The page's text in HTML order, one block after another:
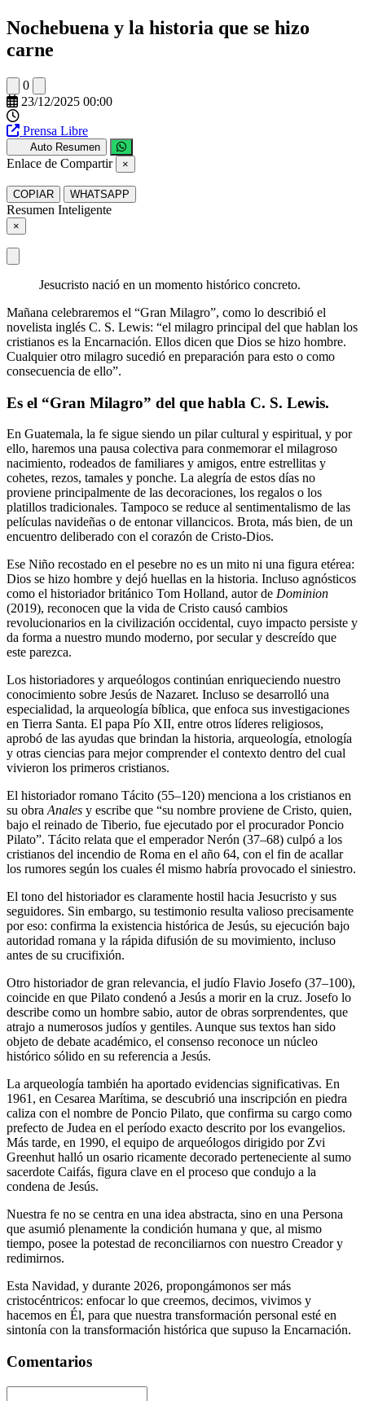
Nochebuena y la historia que se hizo
carne
0
23/12/2025 00:00
Prensa Libre
Auto Resumen
Enlace de Compartir ×
COPIAR WHATSAPP
Resumen Inteligente
×
Jesucristo nació en un momento histórico concreto.
Mañana celebraremos el “Gran Milagro”, como lo describió el
novelista inglés C. S. Lewis: “el milagro principal del que hablan los
cristianos es la Encarnación. Ellos dicen que Dios se hizo hombre.
Cualquier otro milagro sucedió en preparación para esto o como
consecuencia de ello”.
Es el “Gran Milagro” del que habla C. S. Lewis.
En Guatemala, la fe sigue siendo un pilar cultural y espiritual, y por
ello, haremos una pausa colectiva para conmemorar el milagroso
nacimiento, rodeados de familiares y amigos, entre estrellitas y
cohetes, rezos, tamales y ponche. La alegría de estos días no
proviene principalmente de las decoraciones, los regalos o los
platillos tradicionales. Tampoco se reduce al sentimentalismo de las
películas navideñas o de entonar villancicos. Brota, más bien, de un
encuentro deliberado con el corazón de Cristo-Dios.
Ese Niño recostado en el pesebre no es un mito ni una figura etérea:
Dios se hizo hombre y dejó huellas en la historia. Incluso agnósticos
como el historiador británico Tom Holland, autor de Dominion
(2019), reconocen que la vida de Cristo causó cambios
revolucionarios en la civilización occidental, cuyo impacto persiste y
da forma a nuestro mundo moderno, por secular y descreído que
este parezca.
Los historiadores y arqueólogos continúan enriqueciendo nuestro
conocimiento sobre Jesús de Nazaret. Incluso se desarrolló una
especialidad, la arqueología bíblica, que enfoca sus investigaciones
en Tierra Santa. El papa Pío XII, entre otros líderes religiosos,
aprobó de las ayudas que brindan la historia, arqueología, etnología
y otras ciencias para mejor comprender el contexto dentro del cual
vivieron los primeros cristianos.
El historiador romano Tácito (55–120) menciona a los cristianos en
su obra Anales y escribe que “su nombre proviene de Cristo, quien,
bajo el reinado de Tiberio, fue ejecutado por el procurador Poncio
Pilato”. Tácito relata que el emperador Nerón (37–68) culpó a los
cristianos del incendio de Roma en el año 64, con el fin de acallar
los rumores según los cuales él mismo habría provocado el siniestro.
El tono del historiador es claramente hostil hacia Jesucristo y sus
seguidores. Sin embargo, su testimonio resulta valioso precisamente
por eso: confirma la existencia histórica de Jesús, su ejecución bajo
autoridad romana y la rápida difusión de su movimiento, incluso
antes de su crucifixión.
Otro historiador de gran relevancia, el judío Flavio Josefo (37–100),
coincide en que Pilato condenó a Jesús a morir en la cruz. Josefo lo
describe como un hombre sabio, autor de obras sorprendentes, que
atrajo a numerosos judíos y gentiles. Aunque sus textos han sido
objeto de debate académico, el consenso reconoce un núcleo
histórico sólido en su referencia a Jesús.
La arqueología también ha aportado evidencias significativas. En
1961, en Cesarea Marítima, se descubrió una inscripción en piedra
caliza con el nombre de Poncio Pilato, que confirma su cargo como
prefecto de Judea en el período exacto descrito por los evangelios.
Más tarde, en 1990, el equipo de arqueólogos dirigido por Zvi
Greenhut halló un osario ricamente decorado perteneciente al sumo
sacerdote Caifás, figura clave en el proceso que condujo a la
condena de Jesús.
Nuestra fe no se centra en una idea abstracta, sino en una Persona
que asumió plenamente la condición humana y que, al mismo
tiempo, posee la potestad de reconciliarnos con nuestro Creador y
redimirnos.
Esta Navidad, y durante 2026, propongámonos ser más
cristocéntricos: enfocar lo que creemos, decimos, vivimos y
hacemos en Él, para que nuestra transformación personal esté en
sintonía con la transformación histórica que supuso la Encarnación.
Comentarios